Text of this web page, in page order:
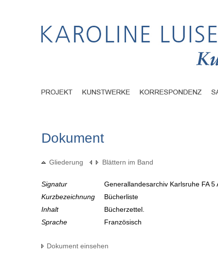
Dokument
Gliederung Blättern im Band
Signatur
Generallandesarchiv Karlsruhe FA
Kurzbezeichnung
Bücherliste
Inhalt
Bücherzettel.
Sprache
Französisch
Dokument einsehen